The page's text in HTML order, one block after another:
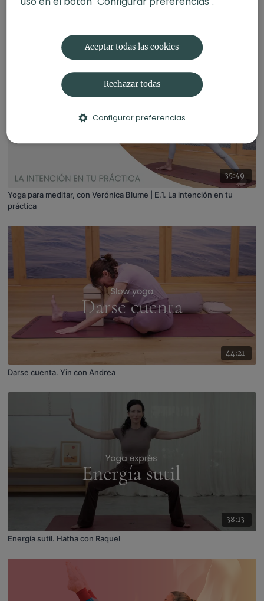
35:49
Yoga para meditar, con Verónica Blume | E.1. La intención en tu
práctica
44:21
Darse cuenta. Yin con Andrea
38:13
Energía sutil. Hatha con Raquel
Aceptar todas las cookies
Rechazar todas
Configurar preferencias